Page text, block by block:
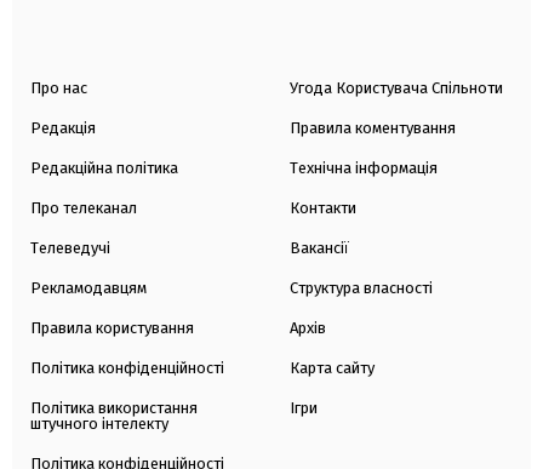
Про нас
Редакція
Редакційна політика
Про телеканал
Телеведучі
Рекламодавцям
Правила користування
Політика конфіденційності
Політика використання
штучного інтелекту
Політика конфіденційності
Угода Користувача Спільноти
Правила коментування
Технічна інформація
Контакти
Вакансії
Структура власності
Архів
Карта сайту
Ігри